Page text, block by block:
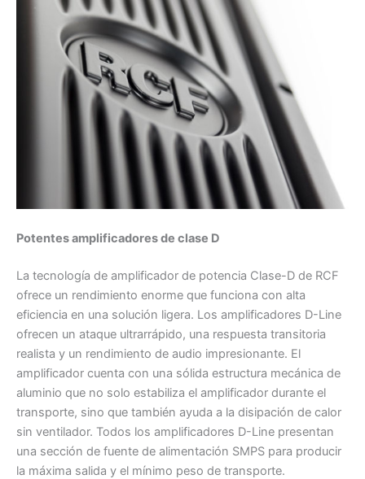
Potentes amplificadores de clase D
La tecnología de amplificador de potencia Clase-D de RCF
ofrece un rendimiento enorme que funciona con alta
eficiencia en una solución ligera. Los amplificadores D-Line
ofrecen un ataque ultrarrápido, una respuesta transitoria
realista y un rendimiento de audio impresionante. El
amplificador cuenta con una sólida estructura mecánica de
aluminio que no solo estabiliza el amplificador durante el
transporte, sino que también ayuda a la disipación de calor
sin ventilador. Todos los amplificadores D-Line presentan
una sección de fuente de alimentación SMPS para producir
la máxima salida y el mínimo peso de transporte.